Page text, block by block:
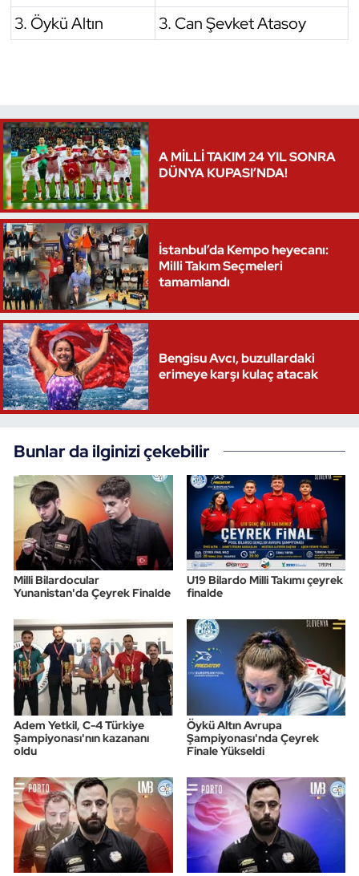
3. Öykü Altın
3. Can Şevket Atasoy
A MİLLİ TAKIM 24 YIL SONRA
DÜNYA KUPASI’NDA!
İstanbul’da Kempo heyecanı:
Milli Takım Seçmeleri
tamamlandı
Bengisu Avcı, buzullardaki
erimeye karşı kulaç atacak
Bunlar da ilginizi çekebilir
Milli Bilardocular
Yunanistan'da Çeyrek Finalde
U19 Bilardo Milli Takımı çeyrek
finalde
Adem Yetkil, C-4 Türkiye
Şampiyonası'nın kazananı
oldu
Öykü Altın Avrupa
Şampiyonası'nda Çeyrek
Finale Yükseldi
Triatlon
Wushu Kungfu
Yelken
Yüzme